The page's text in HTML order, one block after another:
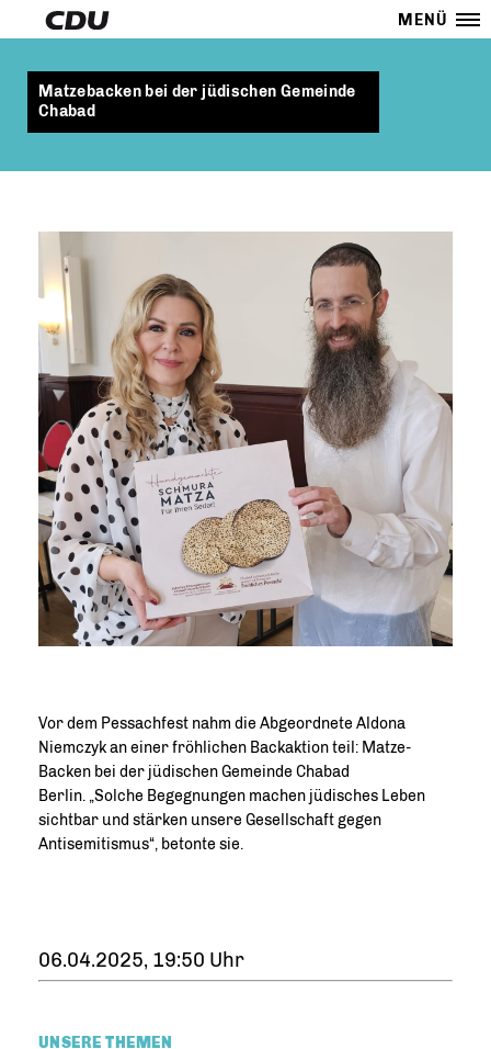
MENÜ
Matzebacken bei der jüdischen Gemeinde
Chabad
Vor dem Pessachfest nahm die Abgeordnete Aldona
Niemczyk an einer fröhlichen Backaktion teil: Matze-
Backen bei der jüdischen Gemeinde Chabad
Berlin. „Solche Begegnungen machen jüdisches Leben
sichtbar und stärken unsere Gesellschaft gegen
Antisemitismus“, betonte sie.
06.04.2025, 19:50 Uhr
UNSERE THEMEN